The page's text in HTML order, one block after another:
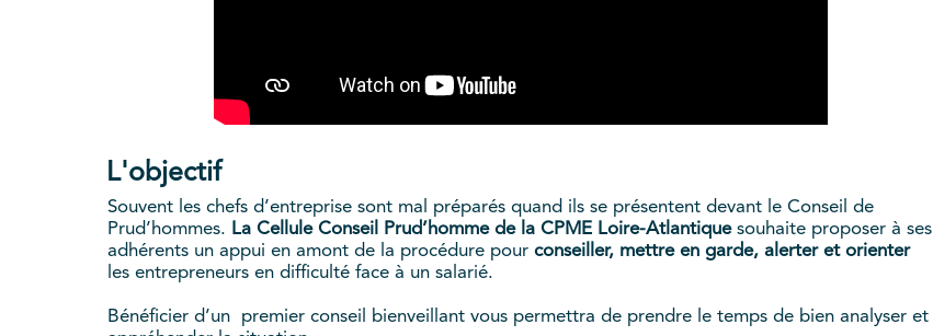
L'objectif
Souvent les chefs d’entreprise sont mal préparés quand ils se présentent devant le Conseil de
Prud’hommes. La Cellule Conseil Prud’homme de la CPME Loire-Atlantique souhaite proposer à ses
adhérents un appui en amont de la procédure pour conseiller, mettre en garde, alerter et orienter
les entrepreneurs en difficulté face à un salarié.
Bénéficier d’un premier conseil bienveillant vous permettra de prendre le temps de bien analyser et